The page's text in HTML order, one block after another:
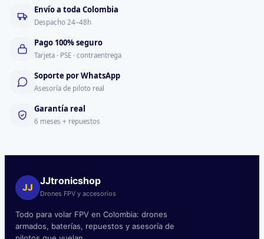
Envío a toda Colombia
Despacho 24–48h
Pago 100% seguro
Tarjeta · PSE · contraentrega
Soporte por WhatsApp
Asesoría de piloto real
Garantía real
6 meses + repuestos
JJ
JJtronicshop
Drones FPV y accesorios
Todo para volar FPV en Colombia: drones
armados, baterías, repuestos y asesoría de